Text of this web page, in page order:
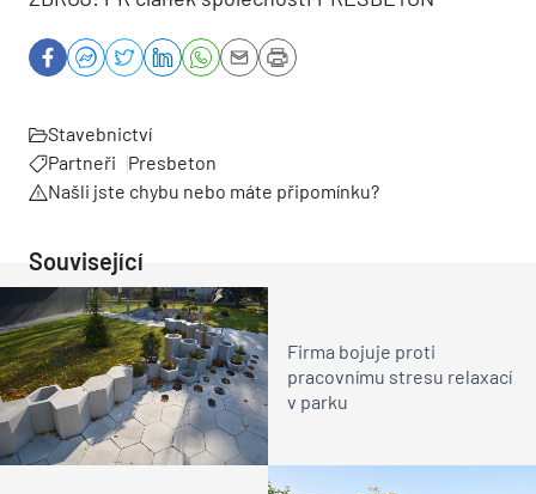
Stavebnictví
Partneři
Presbeton
Našli jste chybu nebo máte připomínku?
Související
Firma bojuje proti
pracovnímu stresu relaxací
v parku